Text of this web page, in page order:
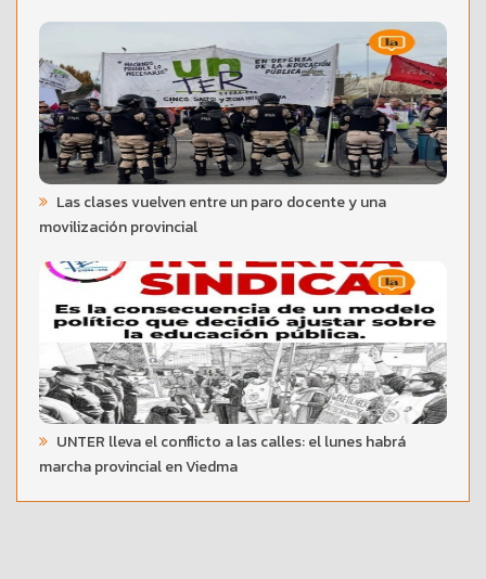
Las clases vuelven entre un paro docente y una
movilización provincial
UNTER lleva el conflicto a las calles: el lunes habrá
marcha provincial en Viedma